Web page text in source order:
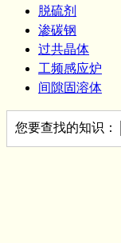
脱硫剂
渗碳钢
过共晶体
工频感应炉
间隙固溶体
您要查找的知识：